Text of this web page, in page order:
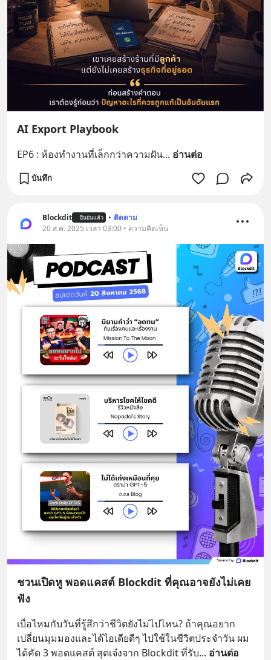
AI Export Playbook
EP6 : ห้องทำงานที่เล็กกว่าความฝัน... อ่านต่อ
บันทึก
Blockdit ยืนยันแล้ว • ติดตาม
20 ส.ค. 2025 เวลา 03:00 • ความคิดเห็น
ชวนเปิดหู พอดแคสต์ Blockdit ที่คุณอาจยังไม่เคย
ฟัง
เบื่อไหมกับวันที่รู้สึกว่าชีวิตยังไม่ไปไหน? ถ้าคุณอยาก
เปลี่ยนมุมมองและได้ไอเดียดีๆ ไปใช้ในชีวิตประจำวัน ผม
ได้คัด 3 พอดแคสต์ สุดเจ๋งจาก Blockdit ที่รับ... อ่านต่อ